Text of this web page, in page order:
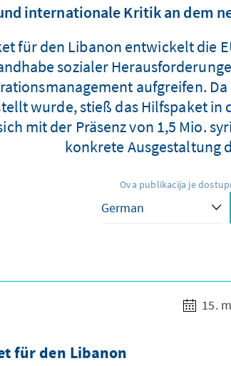
internationale Kritik an dem
für den Libanon entwickelt die
sozialer
aufgreifen.
wurde, stieß das Hilfspaket
mit der Präsenz von 1,5 Mio.
konkrete Ausgestaltung
Ova publikacija je
15.
für den Libanon